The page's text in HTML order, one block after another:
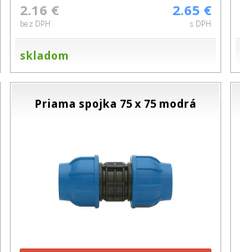
2.16 €
bez DPH
2.65 €
s DPH
skladom
Priama spojka 75 x 75 modrá